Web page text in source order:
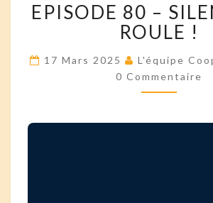
80
–
SILENCE
ON
ROULE
!
EPISODE 80 –
ROULE !
17 Mars 2025 L'équipe
0 Commentaire